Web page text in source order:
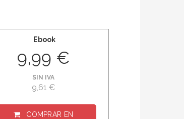
Ebook
9,99 €
SIN IVA
9,61 €
COMPRAR EN